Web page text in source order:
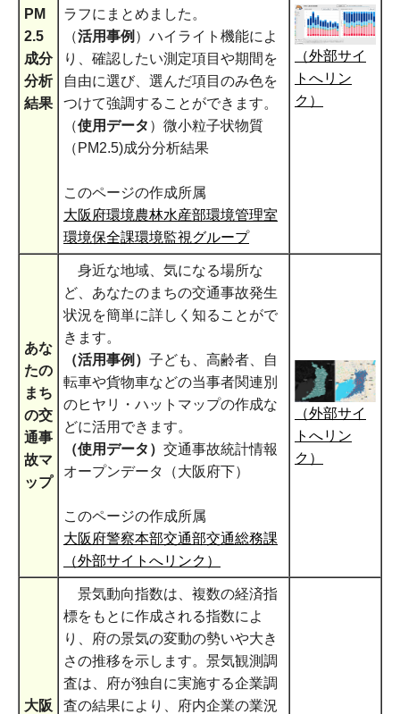
PM
2.5
成分
分析
結果
ラフにまとめました。
（活用事例 ）ハイライト機能によ
り、確認したい測定項目や期間を
自由に選び、選んだ項目のみ色を
つけて強調することができます。
（使用データ ）微小粒子状物質
（PM2.5)成分分析結果
このページの作成所属
大阪府環境農林水産部環境管理室
環境保全課環境監視グループ
（外部サイ
トへリン
ク）
あな
たの
まち
の交
通事
故マ
ップ
身近な地域、気になる場所な
ど、あなたのまちの交通事故発生
状況を簡単に詳しく知ることがで
きます。
（活用事例） 子ども、高齢者、自
転車や貨物車などの当事者関連別
のヒヤリ・ハットマップの作成な
どに活用できます。
（使用データ） 交通事故統計情報
オープンデータ（大阪府下）
このページの作成所属
大阪府警察本部交通部交通総務課
（外部サイトへリンク）
（外部サイ
トへリン
ク）
大阪
景気動向指数は、複数の経済指
標をもとに作成される指数によ
り、府の景気の変動の勢いや大き
さの推移を示します。景気観測調
査は、府が独自に実施する企業調
査の結果により、府内企業の業況